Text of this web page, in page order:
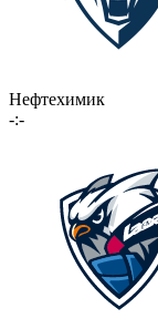
Нефтехимик
-:-